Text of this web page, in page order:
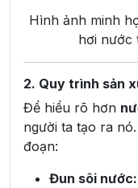
Hình ảnh minh
hơi nước
2. Quy trình sản
Để hiểu rõ hơn
người ta tạo ra
đoạn:
Đun sôi nước: